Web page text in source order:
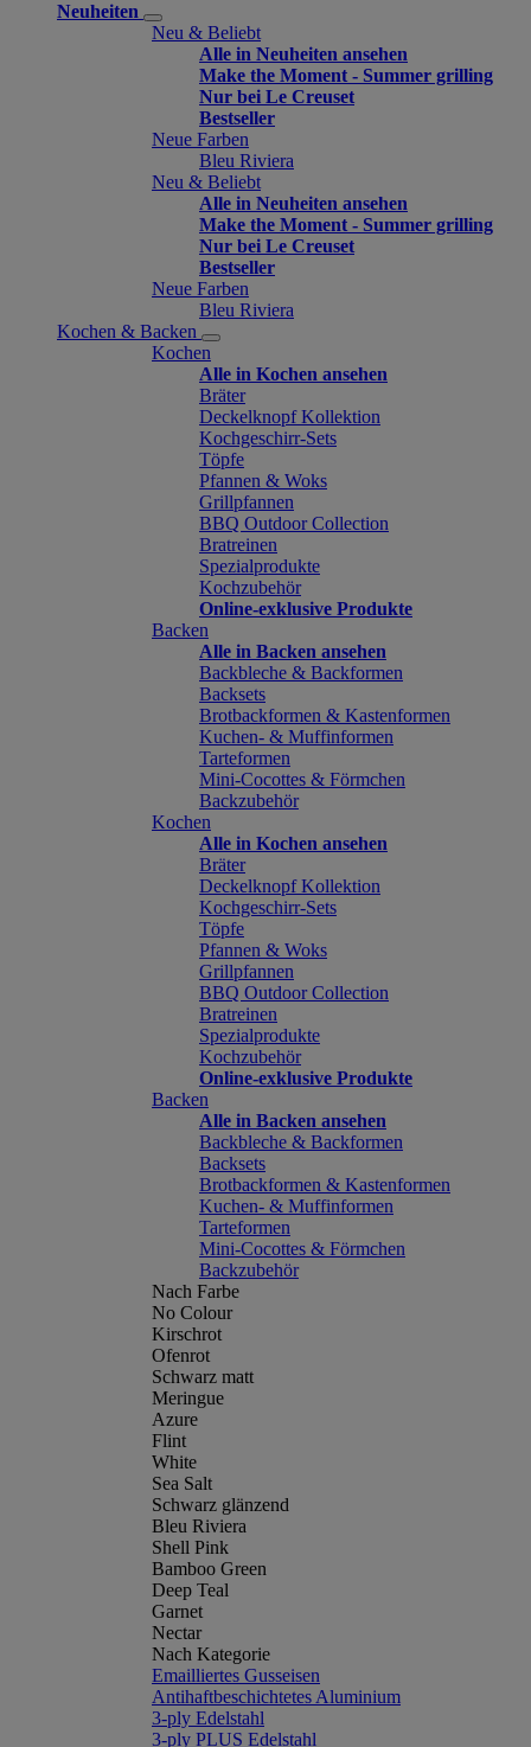
Neuheiten
Neu & Beliebt
Alle in Neuheiten ansehen
Make the Moment - Summer grilling
Nur bei Le Creuset
Bestseller
Neue Farben
Bleu Riviera
Neu & Beliebt
Alle in Neuheiten ansehen
Make the Moment - Summer grilling
Nur bei Le Creuset
Bestseller
Neue Farben
Bleu Riviera
Kochen & Backen
Kochen
Alle in Kochen ansehen
Bräter
Deckelknopf Kollektion
Kochgeschirr-Sets
Töpfe
Pfannen & Woks
Grillpfannen
BBQ Outdoor Collection
Bratreinen
Spezialprodukte
Kochzubehör
Online-exklusive Produkte
Backen
Alle in Backen ansehen
Backbleche & Backformen
Backsets
Brotbackformen & Kastenformen
Kuchen- & Muffinformen
Tarteformen
Mini-Cocottes & Förmchen
Backzubehör
Kochen
Alle in Kochen ansehen
Bräter
Deckelknopf Kollektion
Kochgeschirr-Sets
Töpfe
Pfannen & Woks
Grillpfannen
BBQ Outdoor Collection
Bratreinen
Spezialprodukte
Kochzubehör
Online-exklusive Produkte
Backen
Alle in Backen ansehen
Backbleche & Backformen
Backsets
Brotbackformen & Kastenformen
Kuchen- & Muffinformen
Tarteformen
Mini-Cocottes & Förmchen
Backzubehör
Nach Farbe
No Colour
Kirschrot
Ofenrot
Schwarz matt
Meringue
Azure
Flint
White
Sea Salt
Schwarz glänzend
Bleu Riviera
Shell Pink
Bamboo Green
Deep Teal
Garnet
Nectar
Nach Kategorie
Emailliertes Gusseisen
Antihaftbeschichtetes Aluminium
3-ply Edelstahl
3-ply PLUS Edelstahl